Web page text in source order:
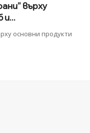
върху
и...
основни продукти